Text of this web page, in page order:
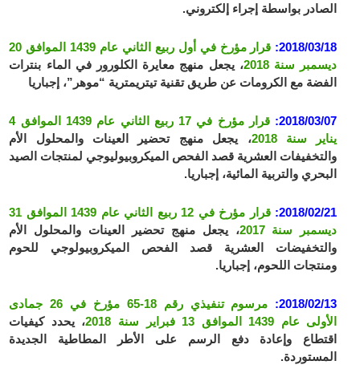
الصادر بواسطة إجراء إلكتروني.
2018/03/18:
قرار مؤرخ في أول ربيع الثاني عام 1439 الموافق 20
ديسمبر سنة 2018
، يجعل منهج معايرة الكلورور في الماء بنترات
الفضة مع الكرومات عن طريق تقنية تيتريمترية “موهر”، إجباريا
2018/03/07:
قرار مؤرخ في 17 ربيع الثاني عام 1439 الموافق 4
يناير سنة 2018
، يجعل منهج تحضير العينات والمحلول الأم
والتخفيفات العشرية قصد الفحص الميكروبيوليوجي لمنتجات الصيد
البحري والتربية المائية، إجباريا.
2018/02/21:
قرار مؤرخ في 12 ربيع الثاني عام 1439 الموافق 31
ديسمبر سنة 2017
، يجعل منهج تحضير العينات والمحلول الأم
والتخفيضات العشرية قصد الفحص الميكروبيولوجي للحوم
ومنتجات اللحوم، إجباريا.
2018/02/13:
مرسوم تنفيذي رقم 18-65 مؤرخ في 26 جمادى
الأولى عام 1439 الموافق 13 فبراير سنة 2018
، يحدد كيفيات
اقتطاع وإعادة دفع الرسم على الأطر المطاطية الجديدة
المستوردة.